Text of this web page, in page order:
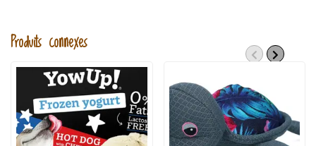
Produits connexes